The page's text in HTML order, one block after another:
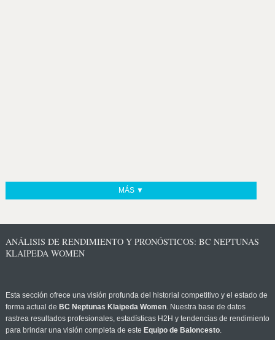
MÁS ▼
ANÁLISIS DE RENDIMIENTO Y PRONÓSTICOS: BC NEPTUNAS
KLAIPEDA WOMEN
Esta sección ofrece una visión profunda del historial competitivo y el estado de
forma actual de BC Neptunas Klaipeda Women. Nuestra base de datos
rastrea resultados profesionales, estadísticas H2H y tendencias de rendimiento
para brindar una visión completa de este Equipo de Baloncesto.